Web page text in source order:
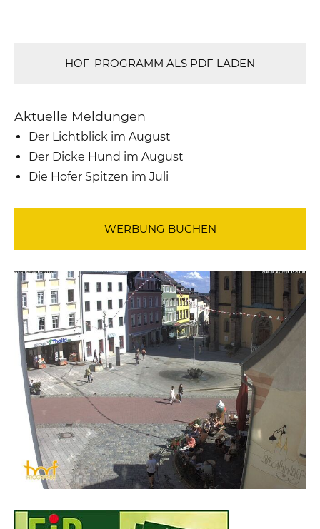
HOF-PROGRAMM ALS PDF LADEN
Aktuelle Meldungen
Der Lichtblick im August
Der Dicke Hund im August
Die Hofer Spitzen im Juli
WERBUNG BUCHEN